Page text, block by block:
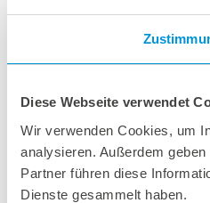
Diese Webseite verwendet
Wir verwenden Cookies, um
analysieren. Außerdem
Partner führen diese
Dienste gesammelt haben.